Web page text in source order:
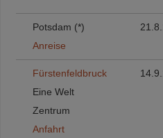
Potsdam (*)
Anreise
Fürstenfeldbruck
Eine Welt
Zentrum
Anfahrt